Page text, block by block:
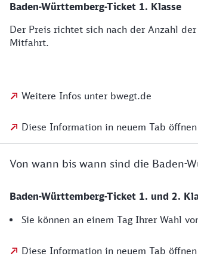
Baden-Württemberg-Ticket 1. Klasse
Der Preis richtet sich nach der Anzahl
Mitfahrt.
Weitere Infos unter bwegt.de
Diese Information in neuem Tab öffnen
Von wann bis wann sind die Baden-
Baden-Württemberg-Ticket 1. und 2.
Sie können an einem Tag Ihrer Wahl
Diese Information in neuem Tab öffnen